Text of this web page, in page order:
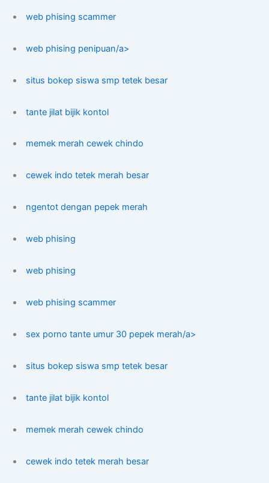
web phising scammer
web phising penipuan/a>
situs bokep siswa smp tetek besar
tante jilat bijik kontol
memek merah cewek chindo
cewek indo tetek merah besar
ngentot dengan pepek merah
web phising
web phising
web phising scammer
sex porno tante umur 30 pepek merah/a>
situs bokep siswa smp tetek besar
tante jilat bijik kontol
memek merah cewek chindo
cewek indo tetek merah besar